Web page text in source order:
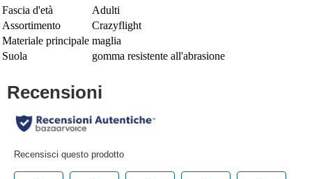
Fascia d'età
Adulti
Assortimento
Crazyflight
Materiale principale maglia
Suola
gomma resistente all'abrasione